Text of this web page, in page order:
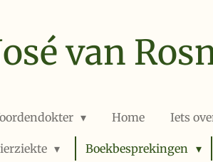
van
Home Iets
Boekbesprekingen